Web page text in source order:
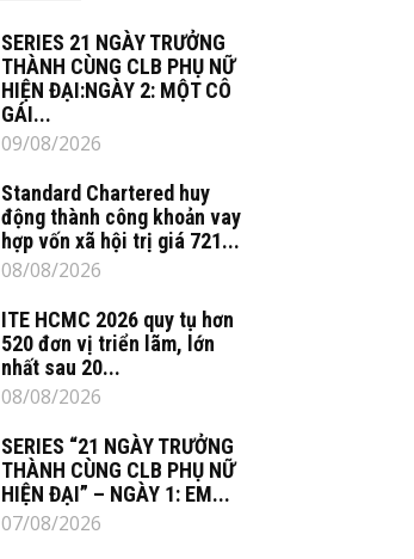
SERIES 21 NGÀY TRƯỞNG
THÀNH CÙNG CLB PHỤ NỮ
HIỆN ĐẠI:NGÀY 2: MỘT CÔ
GÁI...
09/08/2026
Standard Chartered huy
động thành công khoản vay
hợp vốn xã hội trị giá 721...
08/08/2026
ITE HCMC 2026 quy tụ hơn
520 đơn vị triển lãm, lớn
nhất sau 20...
08/08/2026
SERIES “21 NGÀY TRƯỞNG
THÀNH CÙNG CLB PHỤ NỮ
HIỆN ĐẠI” – NGÀY 1: EM...
07/08/2026